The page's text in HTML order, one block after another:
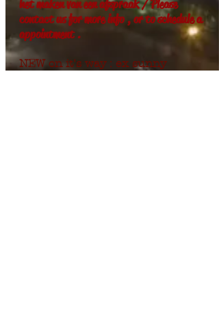
het maken van een afspraak / Please
contact us for more info , or to schedule a
appointment .
NEW on it's way : ex sunny